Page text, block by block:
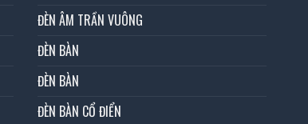
ĐÈN ÂM TRẦN VUÔNG
ĐÈN BÀN
ĐÈN BÀN
ĐÈN BÀN CỔ ĐIỂN